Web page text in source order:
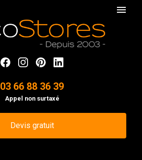
menu
03 66 88 36 39
Appel non surtaxé
Devis gratuit